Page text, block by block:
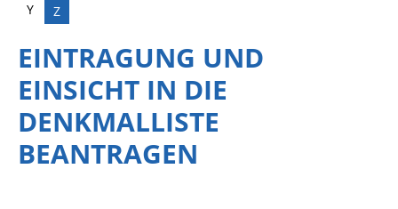
Y
Z
EINTRAGUNG UND
EINSICHT IN DIE
DENKMALLISTE
BEANTRAGEN